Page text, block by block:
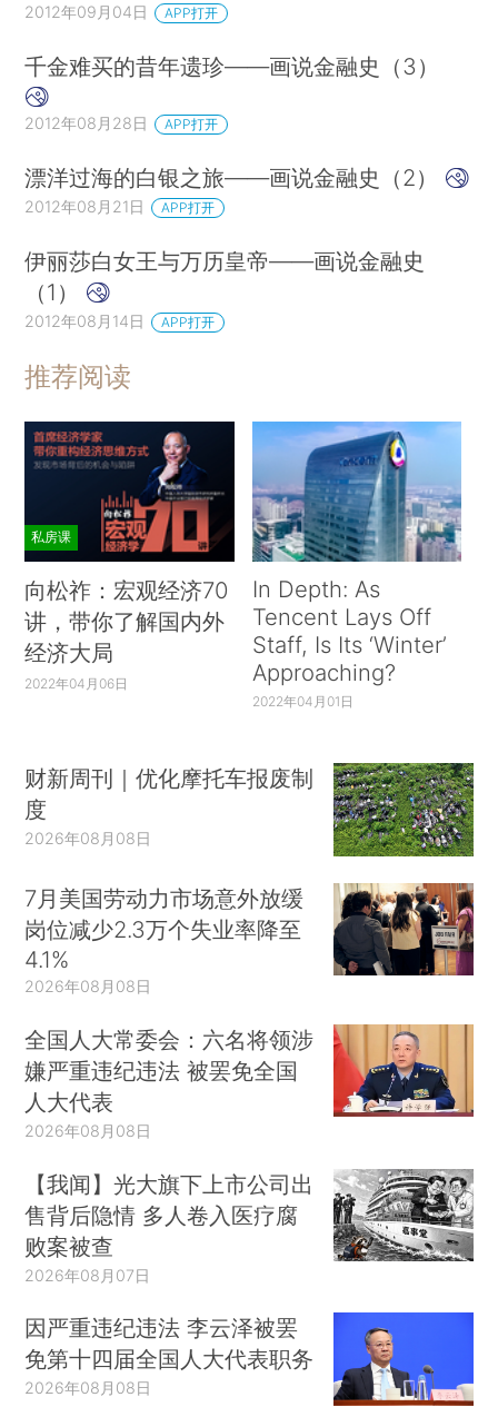
2012年09月04日 APP打开
千金难买的昔年遗珍——画说金融史（3）
2012年08月28日 APP打开
漂洋过海的白银之旅——画说金融史（2）
2012年08月21日 APP打开
伊丽莎白女王与万历皇帝——画说金融史
（1）
2012年08月14日 APP打开
推荐阅读
私房课
向松祚：宏观经济70
讲，带你了解国内外
经济大局
2022年04月06日
In Depth: As
Tencent Lays Off
Staff, Is Its ‘Winter’
Approaching?
2022年04月01日
财新周刊｜优化摩托车报废制
度
2026年08月08日
7月美国劳动力市场意外放缓
岗位减少2.3万个失业率降至
4.1%
2026年08月08日
全国人大常委会：六名将领涉
嫌严重违纪违法 被罢免全国
人大代表
2026年08月08日
【我闻】光大旗下上市公司出
售背后隐情 多人卷入医疗腐
败案被查
2026年08月07日
因严重违纪违法 李云泽被罢
免第十四届全国人大代表职务
2026年08月08日